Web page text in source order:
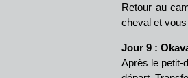
Retour au
cheval et
Jour 9 :
Après le petit-